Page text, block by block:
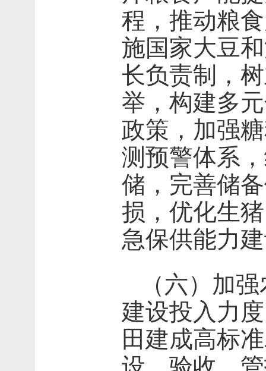
程，推动粮
施国家大豆
长负责制，
举，构建多
政策，加强
测预警体系
储，完善储
损，优化生
急保供能力
（六）加
建设投入力
田建成高标